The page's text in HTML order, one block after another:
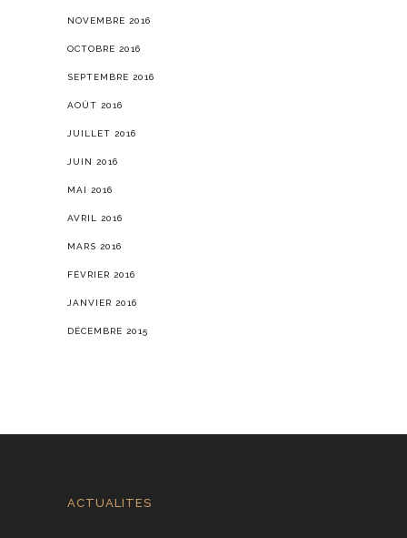
NOVEMBRE 2016
OCTOBRE 2016
SEPTEMBRE 2016
AOÛT 2016
JUILLET 2016
JUIN 2016
MAI 2016
AVRIL 2016
MARS 2016
FÉVRIER 2016
JANVIER 2016
DÉCEMBRE 2015
ACTUALITES